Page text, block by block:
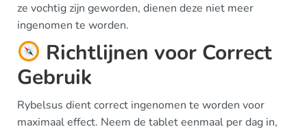
ze vochtig zijn geworden, dienen deze niet meer
ingenomen te worden.
Richtlijnen voor Correct
Gebruik
Rybelsus dient correct ingenomen te worden voor
maximaal effect. Neem de tablet eenmaal per dag in,